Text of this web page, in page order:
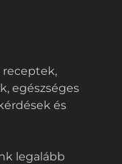
receptek,
egészséges
és
legalább